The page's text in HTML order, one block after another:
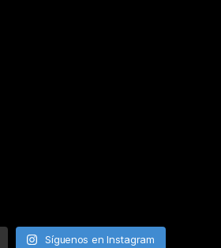
Síguenos en Instagram